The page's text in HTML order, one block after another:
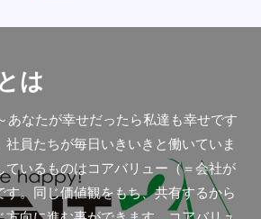
モニターセット
ト２
ファッションショー
看板
ライト付き化粧鏡
しい
レッドカーペット
は
あなたが幸せだったら私達も幸せです
社員たちが毎日いきいきと働いていま
ているものはコアバリュー（＝会社が
す。同じ価値観をもち、共有するから